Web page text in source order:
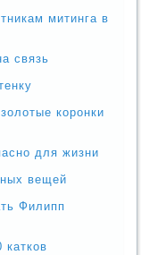
митинга в
связь
коронки
для жизни
вещей
Филипп